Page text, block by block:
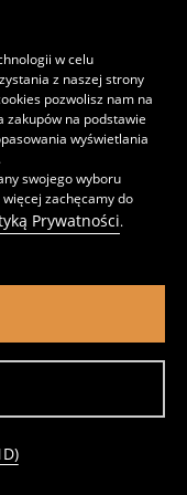
w celu
z naszej strony
pozwolisz nam na
zakupów na podstawie
wyświetlania
swojego wyboru
zachęcamy do
Prywatności.